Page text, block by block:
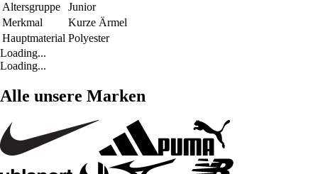
Altersgruppe
Junior
Merkmal
Kurze Ärmel
Hauptmaterial Polyester
Loading...
Loading...
Alle unsere Marken